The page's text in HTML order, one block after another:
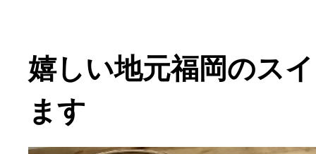
嬉しい地元福岡のス
ます